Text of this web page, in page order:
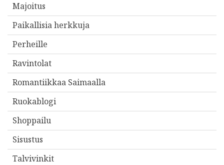
Majoitus
Paikallisia herkkuja
Perheille
Ravintolat
Romantiikkaa Saimaalla
Ruokablogi
Shoppailu
Sisustus
Talvivinkit